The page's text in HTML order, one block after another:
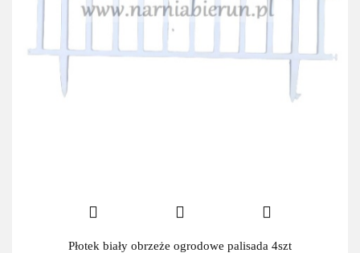
Płotek biały obrzeże ogrodowe palisada 4szt